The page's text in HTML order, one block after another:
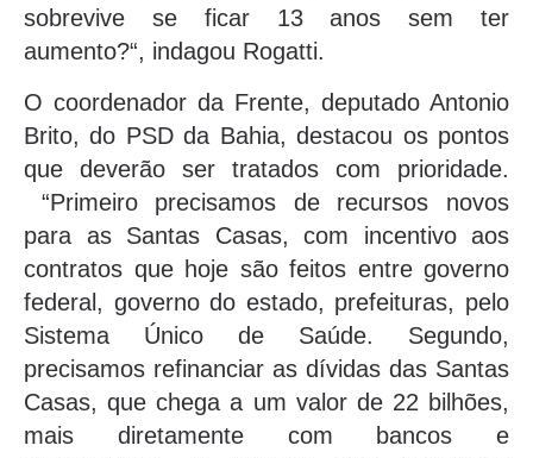
sobrevive se ficar 13 anos sem ter
aumento?“, indagou Rogatti.
O coordenador da Frente, deputado Antonio
Brito, do PSD da Bahia, destacou os pontos
que deverão ser tratados com prioridade.
“Primeiro precisamos de recursos novos
para as Santas Casas, com incentivo aos
contratos que hoje são feitos entre governo
federal, governo do estado, prefeituras, pelo
Sistema Único de Saúde. Segundo,
precisamos refinanciar as dívidas das Santas
Casas, que chega a um valor de 22 bilhões,
mais diretamente com bancos e